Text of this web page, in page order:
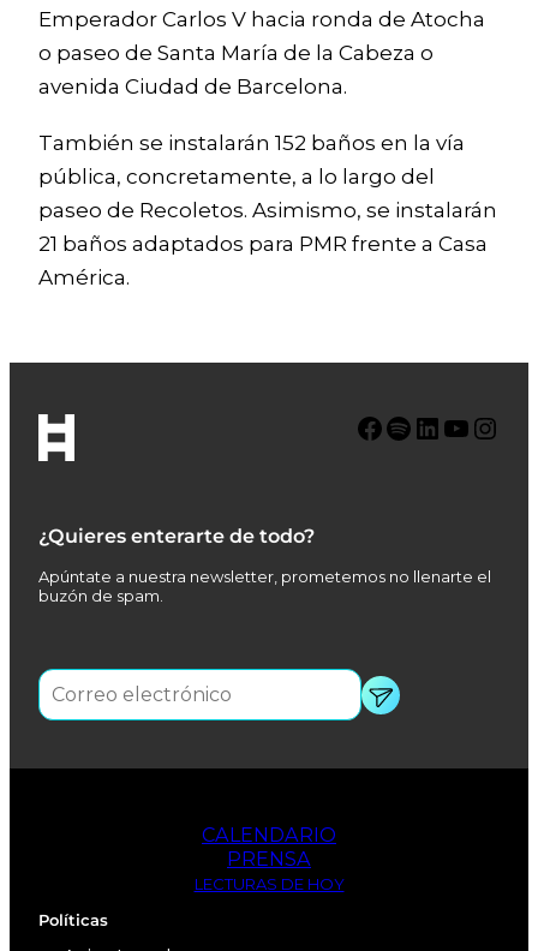
Emperador Carlos V hacia ronda de Atocha
o paseo de Santa María de la Cabeza o
avenida Ciudad de Barcelona.
También se instalarán 152 baños en la vía
pública, concretamente, a lo largo del
paseo de Recoletos. Asimismo, se instalarán
21 baños adaptados para PMR frente a Casa
América.
¿Quieres enterarte de todo?
Apúntate a nuestra newsletter, prometemos no llenarte el
buzón de spam.
Facebook Spotify LinkedIn YouTube Instagram
CALENDARIO
PRENSA
LECTURAS DE HOY
Políticas